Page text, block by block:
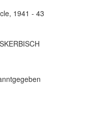
1941 - 43